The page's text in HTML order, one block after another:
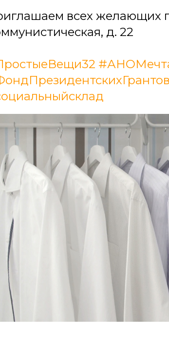
всех желающих
д. 22